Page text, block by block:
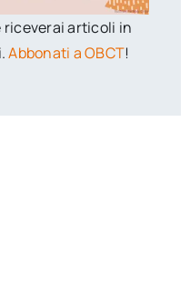
riceverai articoli in
Abbonati a OBCT!